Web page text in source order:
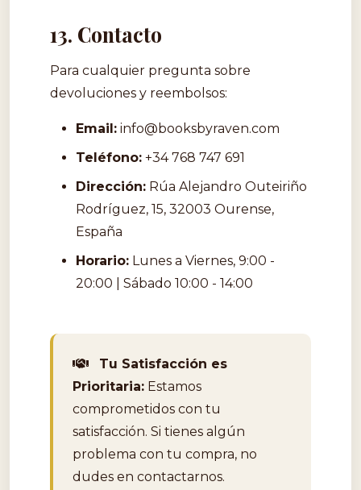
13. Contacto
Para cualquier pregunta sobre
devoluciones y reembolsos:
Email: info@booksbyraven.com
Teléfono: +34 768 747 691
Dirección: Rúa Alejandro Outeiriño
Rodríguez, 15, 32003 Ourense,
España
Horario: Lunes a Viernes, 9:00 -
20:00 | Sábado 10:00 - 14:00
Tu Satisfacción es
Prioritaria: Estamos
comprometidos con tu
satisfacción. Si tienes algún
problema con tu compra, no
dudes en contactarnos.